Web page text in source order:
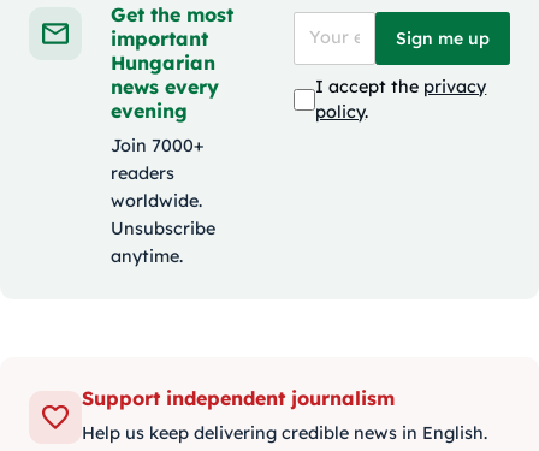
Get the most
important
Hungarian
news every
evening
Join 7000+
readers
worldwide.
Unsubscribe
anytime.
Sign me up
I accept the privacy
policy.
Support independent journalism
Help us keep delivering credible news in English.